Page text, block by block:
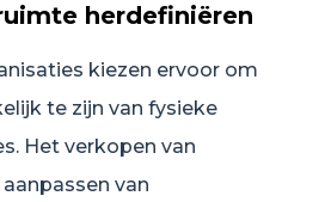
herdefiniëren
kiezen ervoor om
te zijn van fysieke
Het verkopen van
van